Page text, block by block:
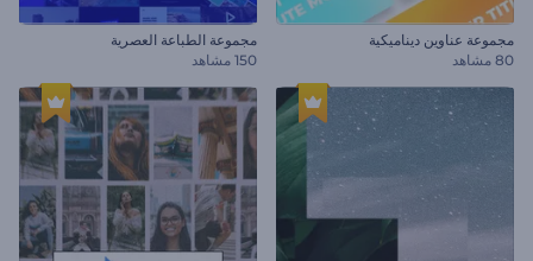
مجموعة عناوين ديناميكية
80 مشاهد
مجموعة الطباعة العصرية
150 مشاهد